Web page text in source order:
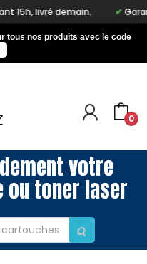
15h, livré demain.
tous nos produits avec le code
0
votre
toner laser